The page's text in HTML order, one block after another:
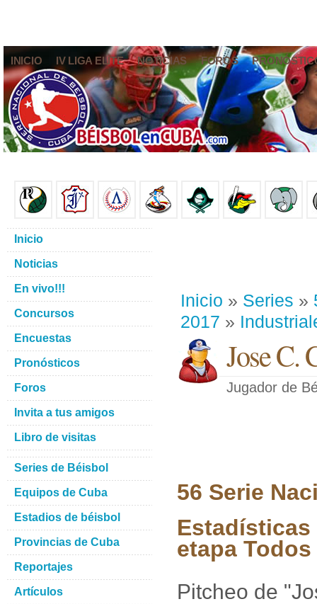
INICIO IV LIGA ELITE NOTICIAS FOROS
Inicio » Series »
2017 »
Jose C.
Jugador de
56 Serie
etapa
Pitcheo de
Inicio
Noticias
En vivo!!!
Concursos
Encuestas
Pronósticos
Foros
Invita a tus amigos
Libro de visitas
Series de Béisbol
Equipos de Cuba
Estadios de béisbol
Provincias de Cuba
Reportajes
Artículos